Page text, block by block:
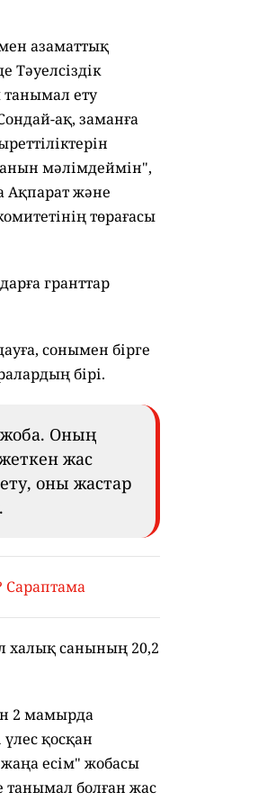
азаматтық
Тәуелсіздік
танымал ету
ақ, заманға
мәлімдеймін",
Ақпарат және
төрағасы
гранттар
сонымен бірге
бірі.
жоба. Оның
жас
оны жастар
Сараптама
халық санының 20,2
2 мамырда
қосқан
есім" жобасы
танымал болған жас